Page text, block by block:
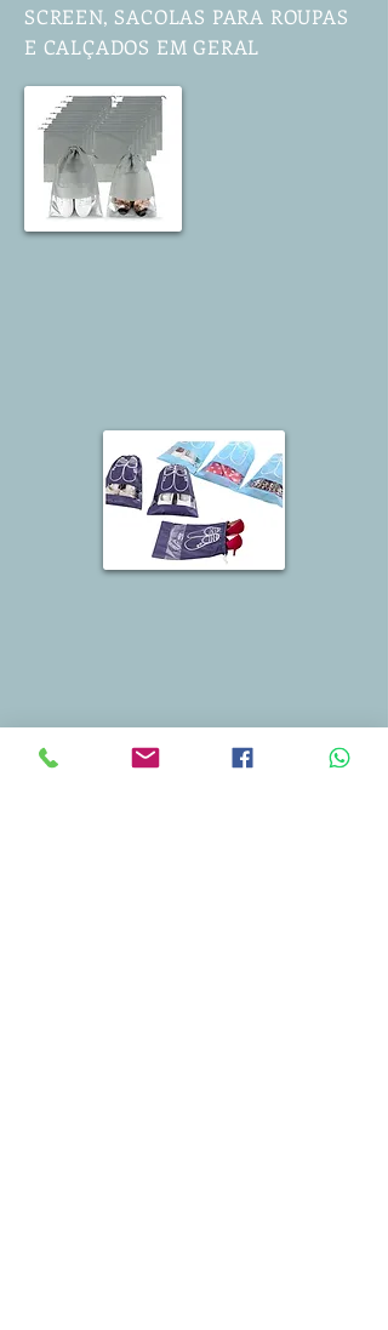
SCREEN, SACOLAS PARA ROUPAS
E CALÇADOS EM GERAL
Saco para sapatos, secador de cabelo e chinelos
Saco para jornal e amenities em geral